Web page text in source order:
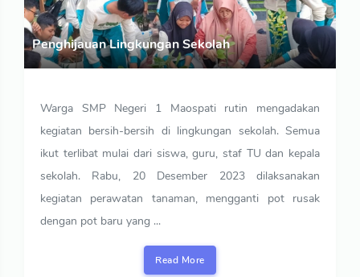
Penghijauan Lingkungan Sekolah
Warga SMP Negeri 1 Maospati rutin mengadakan
kegiatan bersih-bersih di lingkungan sekolah. Semua
ikut terlibat mulai dari siswa, guru, staf TU dan kepala
sekolah. Rabu, 20 Desember 2023 dilaksanakan
kegiatan perawatan tanaman, mengganti pot rusak
dengan pot baru yang ...
Read More